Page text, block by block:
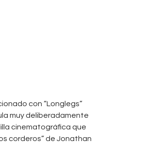
con “Longlegs”
muy deliberadamente
cinematográfica que
corderos” de Jonathan